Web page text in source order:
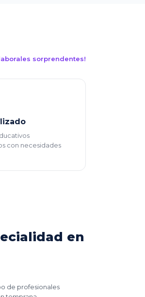
sorprendentes!
con necesidades
en
de profesionales